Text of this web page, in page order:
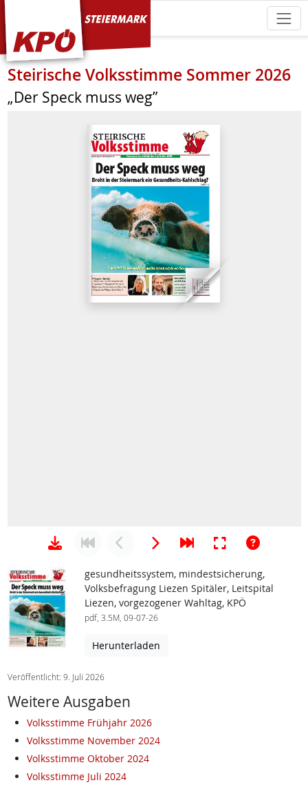
KPÖ Steiermark
Steirische Volksstimme Sommer 2026
„Der Speck muss weg”
gesundheitssystem, mindestsicherung,
Volksbefragung Liezen Spitäler, Leitspital
Liezen, vorgezogener Wahltag, KPÖ
pdf, 3.5M, 09-07-26
Herunterladen
Veröffentlicht: 9. Juli 2026
Weitere Ausgaben
Volksstimme Frühjahr 2026
Volksstimme November 2024
Volksstimme Oktober 2024
Volksstimme Juli 2024